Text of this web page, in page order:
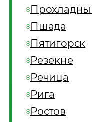
Пшада
Пятигорск
Резекне
Речица
Рига
Ростов